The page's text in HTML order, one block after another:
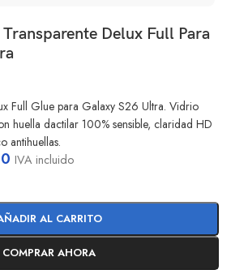
Delux Full Para
Full Glue para Galaxy S26 Ultra. Vidrio
huella dactilar 100% sensible, claridad HD
antihuellas.
IVA incluido
AL CARRITO
COMPRAR AHORA